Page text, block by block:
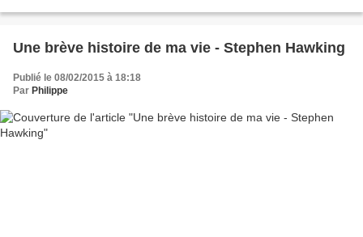
Une brève histoire de ma vie - Stephen Hawking
Publié le 08/02/2015 à 18:18
Par Philippe